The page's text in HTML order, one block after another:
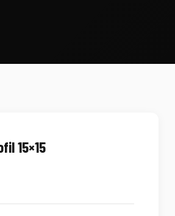
15×15